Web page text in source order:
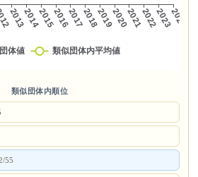
類似団体内順位
55